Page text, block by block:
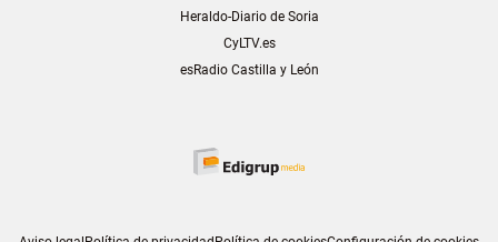
Heraldo-Diario de Soria
CyLTV.es
esRadio Castilla y León